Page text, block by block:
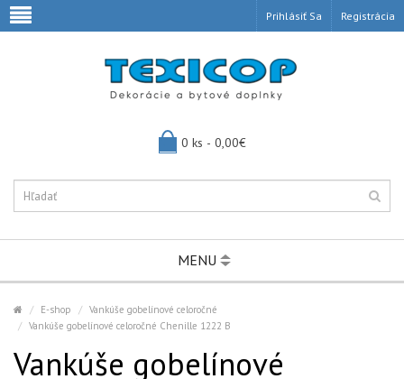
Prihlásiť Sa Registrácia
0 ks - 0,00€
MENU
E-shop
Vankúše gobelínové celoročné
Vankúše gobelínové celoročné Chenille 1222 B
Vankúše gobelínové